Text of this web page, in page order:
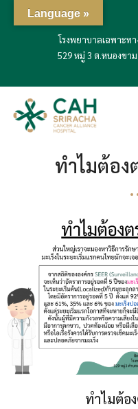
โรงพยาบาลเฉพาะท
529 หมู่ 3 ต.หนองขา
ทำไมต้อง
ทำไมต้อ
Language »